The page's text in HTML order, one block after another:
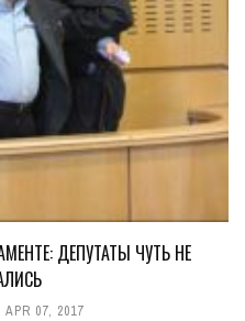
ДЕПУТАТЫ ЧУТЬ НЕ
APR 07, 2017